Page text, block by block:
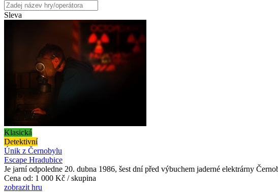
Sleva
Klasická
Detektivní
Únik z Černobylu
Escape Hradubice
Je jarní odpoledne 20. dubna 1986, šest dní před výbuchem jaderné elektrárny
Cena od: 1 000 Kč / skupina
zobrazit hru